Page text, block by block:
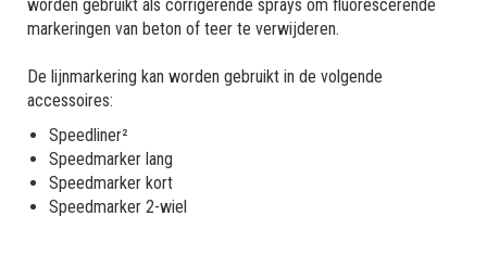
worden gebruikt als corrigerende sprays om fluorescerende
markeringen van beton of teer te verwijderen.
De lijnmarkering kan worden gebruikt in de volgende
accessoires:
Speedliner²
Speedmarker lang
Speedmarker kort
Speedmarker 2-wiel